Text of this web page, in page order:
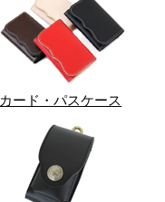
カード・パスケース